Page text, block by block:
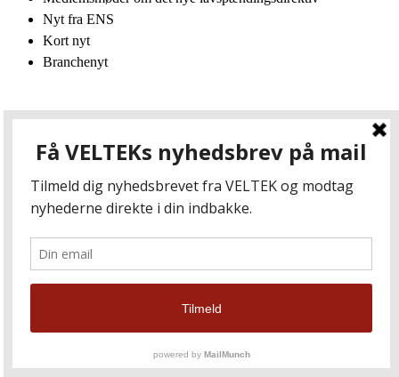
Nyt fra ENS
Kort nyt
Branchenyt
Nyhedsbrev nr. 13 - 2014
VELTEK sætter ny kurs
Hjemmesiden har fået en makeover
Flere grønne renoveringer end samtalekøkkener
Status på GDV-ordningen
Klimaændringer vil ramme Danmark hårdt
Kort nyt
VELTEK ønsker en rigtig glædelig jul og et godt nytår